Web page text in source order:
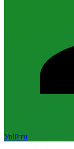
Увійти